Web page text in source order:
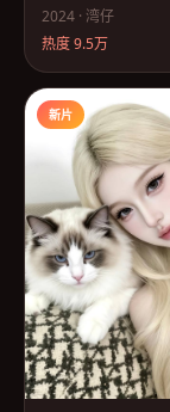
2024 · 湾仔
热度9.5万
新片